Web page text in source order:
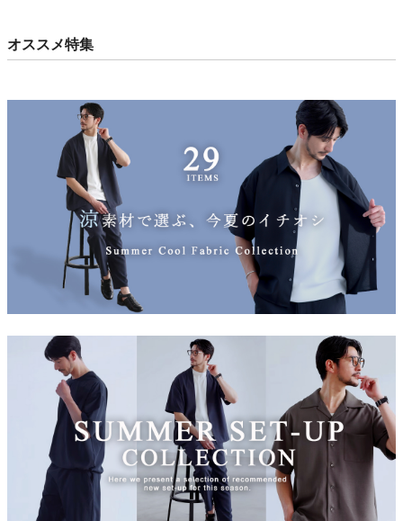
オススメ特集